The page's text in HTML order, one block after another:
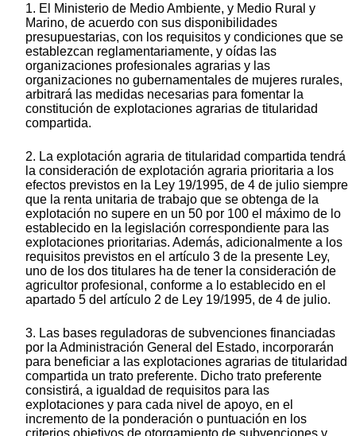
1. El Ministerio de Medio Ambiente, y Medio Rural y
Marino, de acuerdo con sus disponibilidades
presupuestarias, con los requisitos y condiciones que se
establezcan reglamentariamente, y oídas las
organizaciones profesionales agrarias y las
organizaciones no gubernamentales de mujeres rurales,
arbitrará las medidas necesarias para fomentar la
constitución de explotaciones agrarias de titularidad
compartida.
2. La explotación agraria de titularidad compartida tendrá
la consideración de explotación agraria prioritaria a los
efectos previstos en la Ley 19/1995, de 4 de julio siempre
que la renta unitaria de trabajo que se obtenga de la
explotación no supere en un 50 por 100 el máximo de lo
establecido en la legislación correspondiente para las
explotaciones prioritarias. Además, adicionalmente a los
requisitos previstos en el artículo 3 de la presente Ley,
uno de los dos titulares ha de tener la consideración de
agricultor profesional, conforme a lo establecido en el
apartado 5 del artículo 2 de Ley 19/1995, de 4 de julio.
3. Las bases reguladoras de subvenciones financiadas
por la Administración General del Estado, incorporarán
para beneficiar a las explotaciones agrarias de titularidad
compartida un trato preferente. Dicho trato preferente
consistirá, a igualdad de requisitos para las
explotaciones y para cada nivel de apoyo, en el
incremento de la ponderación o puntuación en los
criterios objetivos de otorgamiento de subvenciones y